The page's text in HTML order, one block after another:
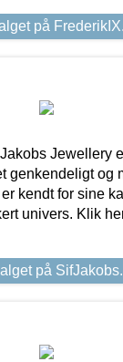
på
Jewellery
genkendeligt og
kendt for sine
univers. Klik
på